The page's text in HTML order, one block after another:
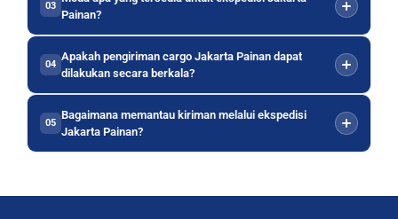
03
Painan?
04
Apakah pengiriman cargo Jakarta Painan dapat
dilakukan secara berkala?
05
Bagaimana memantau kiriman melalui ekspedisi
Jakarta Painan?